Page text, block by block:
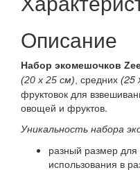
Описание
Набор экомешочков
(20 x 25 см) , средних (25
фруктовок для
овощей и фруктов.
Уникальность набора
разный размер
использования в